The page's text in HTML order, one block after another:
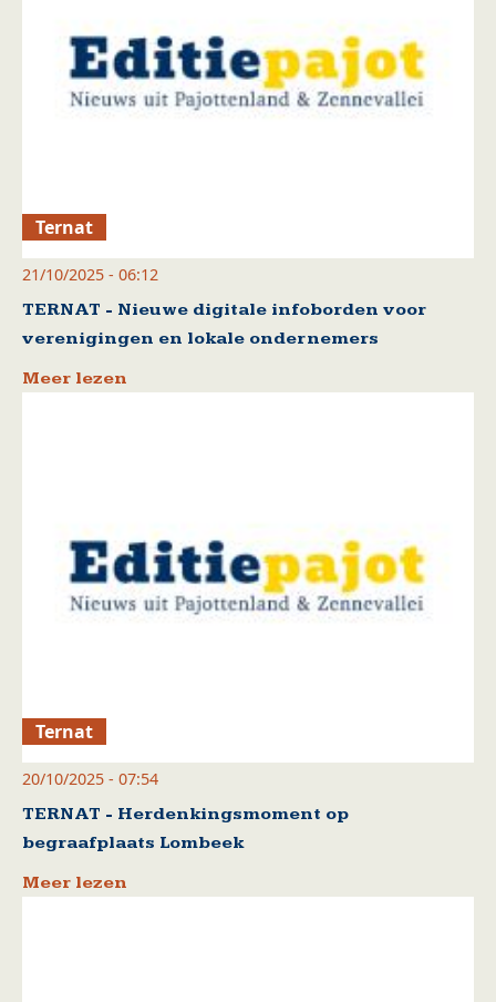
Ternat
21/10/2025 - 06:12
TERNAT - Nieuwe digitale infoborden voor
verenigingen en lokale ondernemers
Meer lezen
Ternat
20/10/2025 - 07:54
TERNAT - Herdenkingsmoment op
begraafplaats Lombeek
Meer lezen